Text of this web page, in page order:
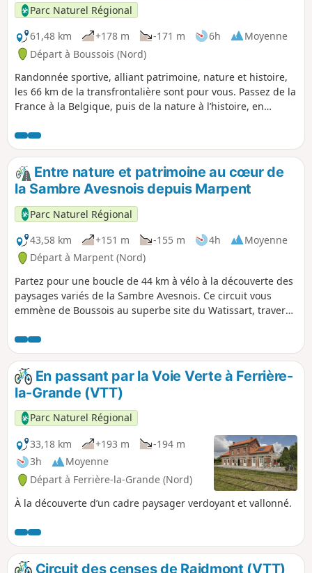
Parc Naturel Régional
61,48 km
+178 m -171 m 6h
Moyenne
Départ à Boussois (Nord)
Randonnée sportive, alliant patrimoine, nature et histoire,
les 66 km de la transfrontalière sont pour vous. Passez de la
France à la Belgique, puis de la nature à l’histoire, en
Entre nature et patrimoine au cœur de
la Sambre Avesnois depuis Marpent
Parc Naturel Régional
43,58 km
+151 m -155 m 4h
Moyenne
Départ à Marpent (Nord)
Partez pour une boucle de 44 km à vélo à la découverte des
paysages variés de la Sambre Avesnois. Ce circuit vous
emmène de Boussois au superbe site du Watissart, traverse
ensuite l’aérodrome de la Salmagne avant de profiter du
calme apaisant du chemin de halage. Une escapade idéale
mêlant nature, patrimoine industriel et plaisir de la balade.
En passant par la Voie Verte à Ferrière-
la-Grande (VTT)
Parc Naturel Régional
33,18 km
+193 m
-194 m
3h
Moyenne
Départ à Ferrière-la-Grande (Nord)
À la découverte d’un cadre paysager verdoyant et vallonné.
Circuit des censes de Raidmont (VTT)